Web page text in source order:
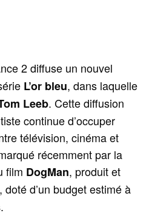
2 diffuse un nouvel
L’or bleu, dans laquelle
Leeb. Cette diffusion
continue d’occuper
télévision, cinéma et
récemment par la
film DogMan, produit et
, doté d’un budget estimé à
.